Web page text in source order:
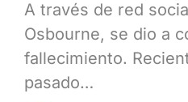
A través de red
Osbourne, se dio a
fallecimiento.
pasado…